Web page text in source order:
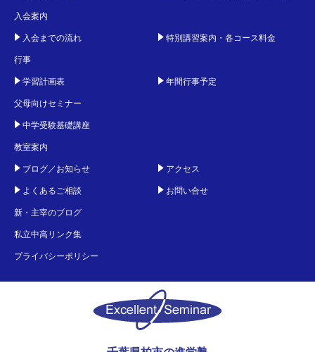
入会案内
入会までの流れ 特別講習案内・各コース料金
行事
学習計画表 年間行事予定
父母向けセミナー
中学受験基礎講座
教室案内
ブログ／お知らせ アクセス
よくあるご相談 お問い合せ
新・主宰のブログ
私立中高リンク集
プライバシーポリシー